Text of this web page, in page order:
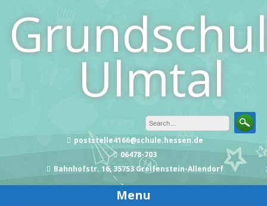
Ulmtal
poststelle4166@schule.hessen.de
06478-703
Bahnhofstr. 16, 35753 Greifenstein-Allendorf
Menu